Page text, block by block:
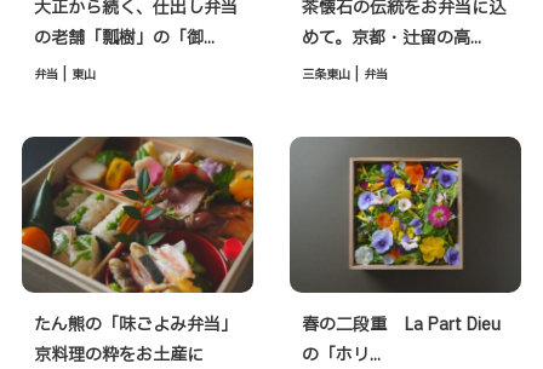
大正から続く、仕出し弁当
の老舗「瓢樹」の「御...
弁当 | 東山
茶懐石の伝統をお弁当に込
めて。京都・辻留の高...
三条東山 | 弁当
たん熊の「味ごよみ弁当」
京料理の粋をお土産に
春の二段重 La Part Dieu
の「ホリ...